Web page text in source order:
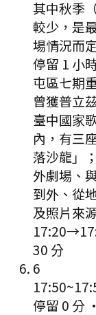
其中秋季
較少，是
場情況而
停留 1 小
屯區七期
曾獲普立
臺中國家
內，有三
落沙龍」
外劇場、
到外、從
及照片來
17:20→
30 分
6
17:50~
停留 0 分 ·